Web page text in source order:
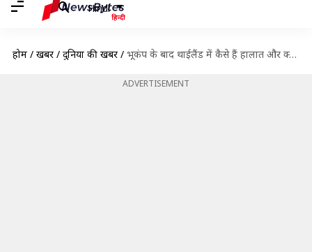
Hindi
होम / खबरें / दुनिया की खबरें / भूकंप के बाद थाईलैंड में कैसे हैं हालात और क्या वहां की यात्रा करना सुरक्षित है?
ADVERTISEMENT